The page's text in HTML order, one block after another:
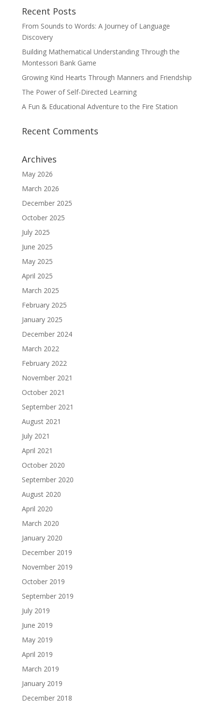
Recent Posts
From Sounds to Words: A Journey of Language
Discovery
Building Mathematical Understanding Through the
Montessori Bank Game
Growing Kind Hearts Through Manners and Friendship
The Power of Self-Directed Learning
A Fun & Educational Adventure to the Fire Station
Recent Comments
Archives
May 2026
March 2026
December 2025
October 2025
July 2025
June 2025
May 2025
April 2025
March 2025
February 2025
January 2025
December 2024
March 2022
February 2022
November 2021
October 2021
September 2021
August 2021
July 2021
April 2021
October 2020
September 2020
August 2020
April 2020
March 2020
January 2020
December 2019
November 2019
October 2019
September 2019
July 2019
June 2019
May 2019
April 2019
March 2019
January 2019
December 2018